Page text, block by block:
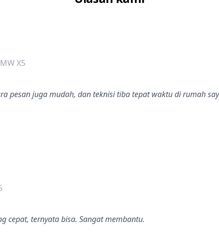
X5
pesan juga mudah, dan teknisi tiba tepat waktu di rumah
cepat, ternyata bisa. Sangat membantu.